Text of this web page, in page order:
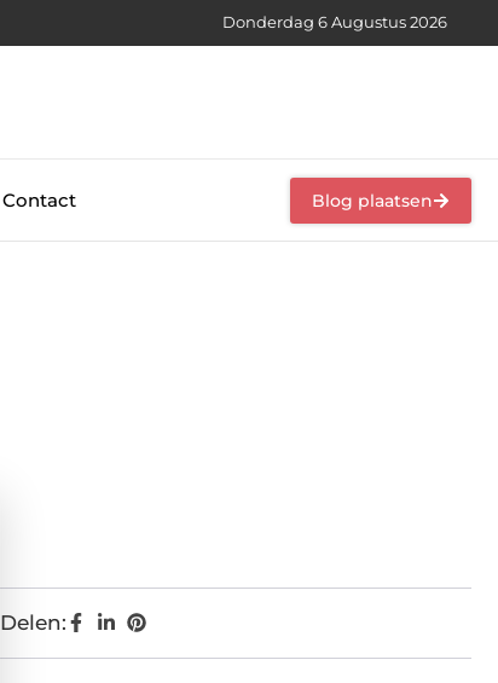
Donderdag 6 Augustus 2026
Contact Blog plaatsen
Delen: